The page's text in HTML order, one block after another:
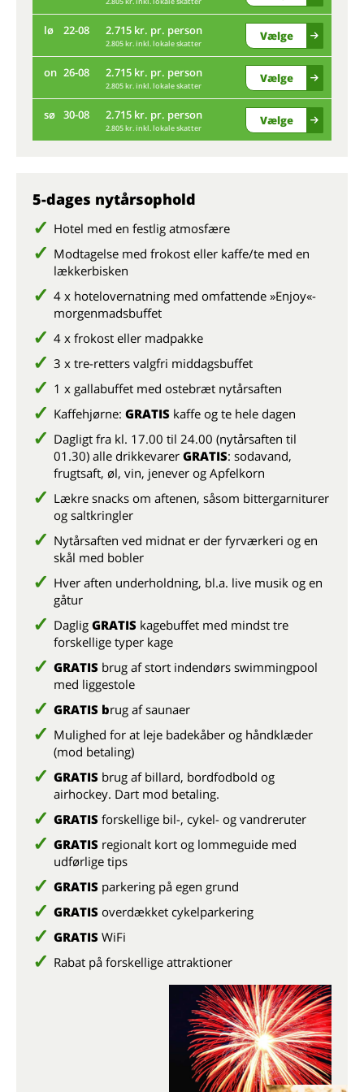
lø 22-08 2.715 kr. pr. person
2.805 kr. inkl. lokale skatter
Vælge
on 26-08 2.715 kr. pr. person
2.805 kr. inkl. lokale skatter
Vælge
sø 30-08 2.715 kr. pr. person
2.805 kr. inkl. lokale skatter
Vælge
5-dages nytårsophold
Hotel med en festlig atmosfære
Modtagelse med frokost eller kaffe/te med en
lækkerbisken
4 x hotelovernatning med omfattende »Enjoy«-
morgenmadsbuffet
4 x frokost eller madpakke
3 x tre-retters valgfri middagsbuffet
1 x gallabuffet med ostebræt nytårsaften
Kaffehjørne: GRATIS kaffe og te hele dagen
Dagligt fra kl. 17.00 til 24.00 (nytårsaften til
01.30) alle drikkevarer GRATIS: sodavand,
frugtsaft, øl, vin, jenever og Apfelkorn
Lækre snacks om aftenen, såsom bittergarniturer
og saltkringler
Nytårsaften ved midnat er der fyrværkeri og en
skål med bobler
Hver aften underholdning, bl.a. live musik og en
gåtur
Daglig GRATIS kagebuffet med mindst tre
forskellige typer kage
GRATIS brug af stort indendørs swimmingpool
med liggestole
GRATIS brug af saunaer
Mulighed for at leje badekåber og håndklæder
(mod betaling)
GRATIS brug af billard, bordfodbold og
airhockey. Dart mod betaling.
GRATIS forskellige bil-, cykel- og vandreruter
GRATIS regionalt kort og lommeguide med
udførlige tips
GRATIS parkering på egen grund
GRATIS overdækket cykelparkering
GRATIS WiFi
Rabat på forskellige attraktioner